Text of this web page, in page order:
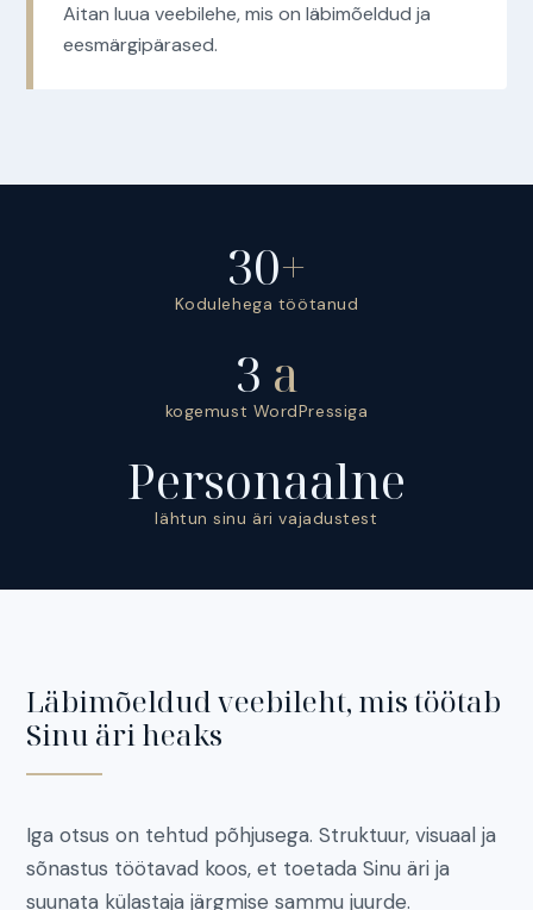
Aitan luua veebilehe, mis on läbimõeldud ja
eesmärgipärased.
30+
Kodulehega töötanud
3 a
kogemust WordPressiga
Personaalne
lähtun sinu äri vajadustest
Läbimõeldud veebileht, mis töötab
Sinu äri heaks
Iga otsus on tehtud põhjusega. Struktuur, visuaal ja
sõnastus töötavad koos, et toetada Sinu äri ja
suunata külastaja järgmise sammu juurde.